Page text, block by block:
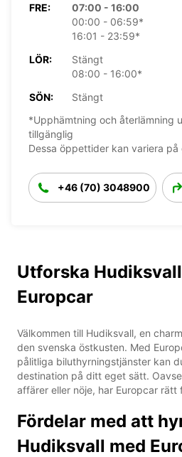
FRE:
07:00 - 16:00
00:00 - 06:59*
16:01 - 23:59*
LÖR:
Stängt
08:00 - 16:00*
SÖN:
Stängt
*Upphämtning och återlämning
tillgänglig
Dessa öppettider kan variera
+46 (70) 3048900
Utforska
Europcar
Välkommen till Hudiksvall, en
den svenska östkusten. Med
pålitliga biluthyrningstjänster kan
destination på ditt eget sätt.
affärer eller nöje, har Europcar rätt
Fördelar med att
Hudiksvall med